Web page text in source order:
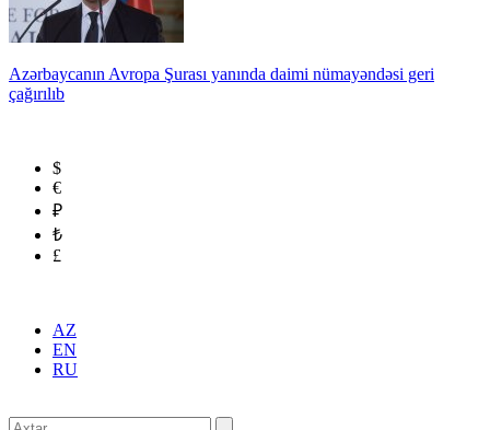
Azərbaycanın Avropa Şurası yanında daimi nümayəndəsi geri
çağırılıb
$
€
₽
₺
£
AZ
EN
RU